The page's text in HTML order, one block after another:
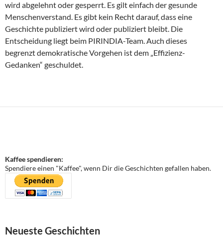
wird abgelehnt oder gesperrt. Es gilt einfach der gesunde
Menschenverstand. Es gibt kein Recht darauf, dass eine
Geschichte publiziert wird oder publiziert bleibt. Die
Entscheidung liegt beim PIRINDIA-Team. Auch dieses
begrenzt demokratische Vorgehen ist dem „Effizienz-
Gedanken“ geschuldet.
Kaffee spendieren:
Spendiere einen "Kaffee", wenn Dir die Geschichten gefallen haben.
Neueste Geschichten